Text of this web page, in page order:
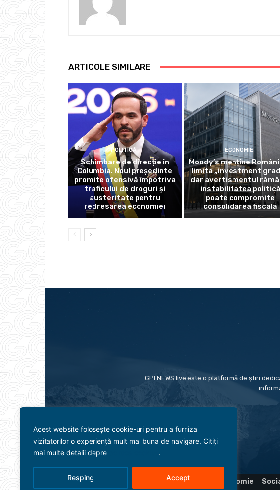
Acest website folosește cookie-uri pentru a furniza
vizitatorilor o experiență mult mai buna de navigare. Citiți
mai multe detalii depre
.
Resping Accept
ARTICOLE SIMILARE
POLITICĂ
Schimbare de direcție în
Columbia. Noul președinte
promite ofensivă împotriva
traficului de droguri și
austeritate pentru
redresarea economiei
ECONOMIE
Moody’s menține
limita „investment
dar avertismentul
instabilitatea politică
poate compromite
consolidarea fiscală
GPI NEWS.live este o platformă de știri
Evenimente Politică Economie